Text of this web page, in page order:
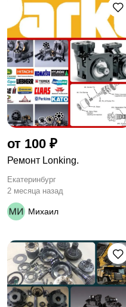
от 100 ₽
Ремонт Lonking.
Екатеринбург
2 месяца назад
Михаил